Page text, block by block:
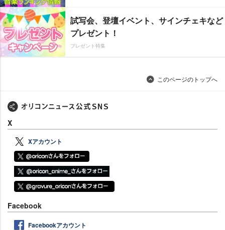
試写会、登壇イベント、サインチェキなど
プレゼント！
プレゼント特集
このページのトップへ
X
Xアカウント
Facebook
Facebookアカウント